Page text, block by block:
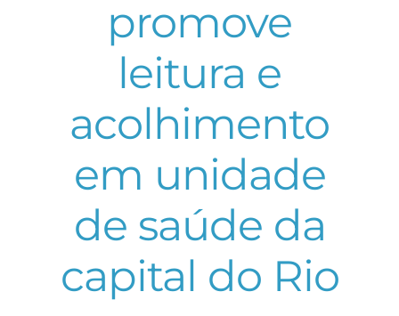
promove
leitura e
acolhimento
em unidade
de saúde da
capital do Rio